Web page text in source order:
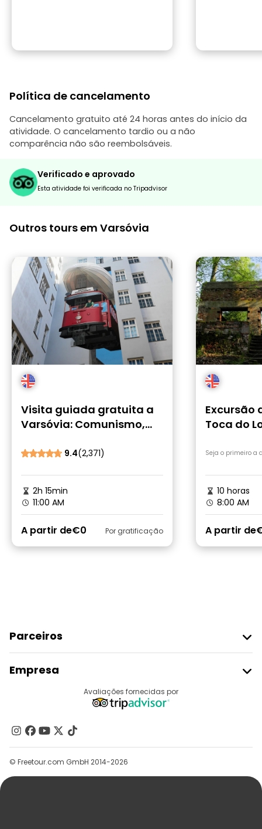
Política de cancelamento
Cancelamento gratuito até 24 horas antes do início da
atividade. O cancelamento tardio ou a não
comparência não são reembolsáveis.
Verificado e aprovado
Esta atividade foi verificada no Tripadvisor
Outros tours em Varsóvia
Visita guiada gratuita a
Varsóvia: Comunismo,
Gueto e História Moderna
9.4(2,371)
2h 15min
11:00 AM
A partir de€0 Por gratificação
Excursão
Toca do
Seja o primeiro a
10 horas
8:00 AM
A partir de
Parceiros
Registo Do Fornecedor
Programa De Afiliados
Empresa
Contacte-Nos
Grupos
Ajuda
Avaliações fornecidas por
© Freetour.com GmbH 2014-2026